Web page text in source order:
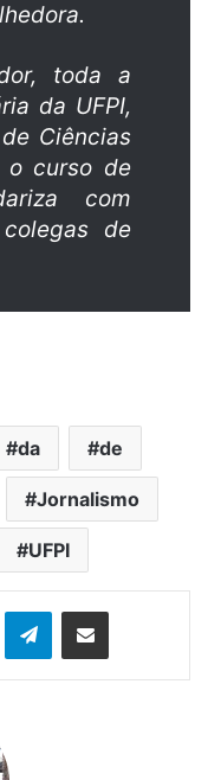
toda a
da UFPI,
Ciências
o curso de
com
de
da de
Jornalismo
UFPI
Telegram